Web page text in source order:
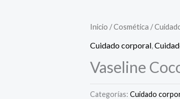
Inicio /Cosmética /
Cuidado corporal
Vaseline
Categorías: Cuidado